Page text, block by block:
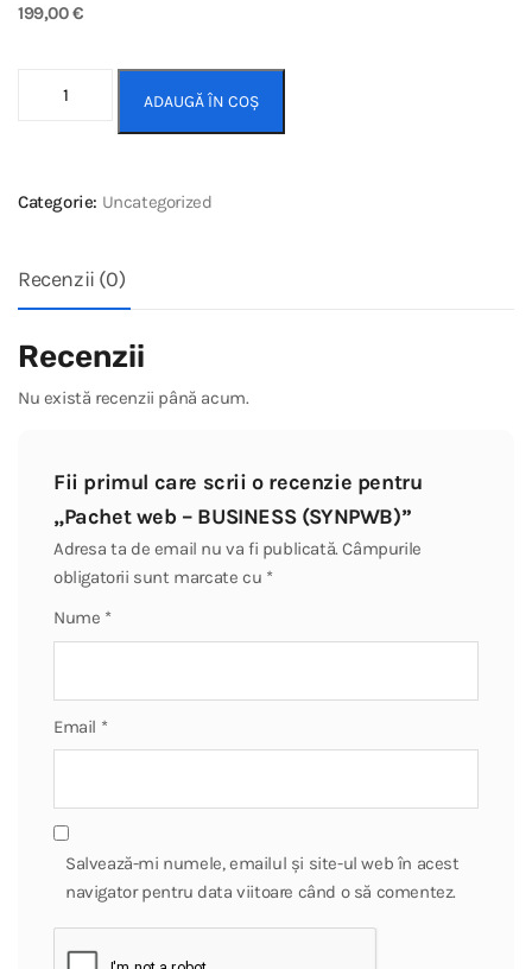
199,00€
ADAUGĂ ÎN COȘ
Categorie: Uncategorized
Recenzii (0)
Recenzii
Nu există recenzii până acum.
Fii primul care scrii o recenzie pentru
„Pachet web – BUSINESS (SYNPWB)”
Adresa ta de email nu va fi publicată. Câmpurile
obligatorii sunt marcate cu *
Nume *
Email *
Salvează-mi numele, emailul și site-ul web în acest
navigator pentru data viitoare când o să comentez.